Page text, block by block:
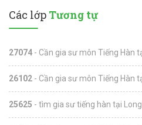
Các lớp Tương tự
27074 - Cần gia sư môn Tiếng Hàn
26102 - Cần gia sư môn Tiếng Hàn
25625 - tìm gia sư tiếng hàn tại Long